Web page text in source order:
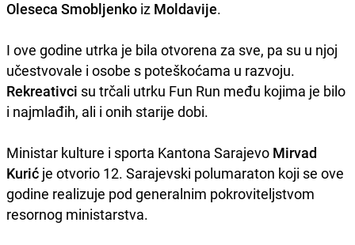
Oleseca Smobljenko iz Moldavije.
I ove godine utrka je bila otvorena za sve, pa su u njoj
učestvovale i osobe s poteškoćama u razvoju.
Rekreativci su trčali utrku Fun Run među kojima je bilo
i najmlađih, ali i onih starije dobi.
Ministar kulture i sporta Kantona Sarajevo Mirvad
Kurić je otvorio 12. Sarajevski polumaraton koji se ove
godine realizuje pod generalnim pokroviteljstvom
resornog ministarstva.